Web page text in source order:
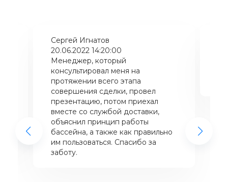
Сергей Игнатов
20.06.2022 14:20:00
Менеджер, который
консультировал меня на
протяжении всего этапа
совершения сделки, провел
презентацию, потом приехал
вместе со службой доставки,
объяснил принцип работы
бассейна, а также как правильно
им пользоваться. Спасибо за
заботу.